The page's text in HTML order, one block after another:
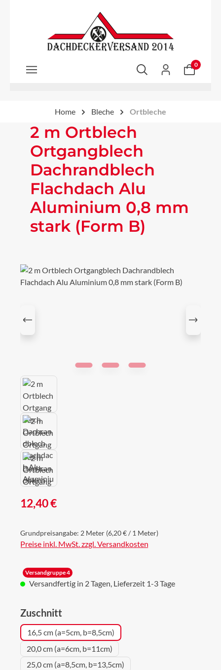
Zum Hauptinhalt springen
0
Home Bleche Ortbleche
2 m Ortblech
Ortgangblech
Dachrandblech
Flachdach Alu
Aluminium 0,8 mm
stark (Form B)
Bildergalerie überspringen
Regulärer Preis:
12,40 €
Grundpreisangabe: 2 Meter (6,20 € / 1 Meter)
Preise inkl. MwSt. zzgl. Versandkosten
Versandgruppe 4
Versandfertig in 2 Tagen, Lieferzeit 1-3 Tage
Zuschnitt
16,5 cm (a=5cm, b=8,5cm)
20,0 cm (a=6cm, b=11cm)
25,0 cm (a=8,5cm, b=13,5cm)